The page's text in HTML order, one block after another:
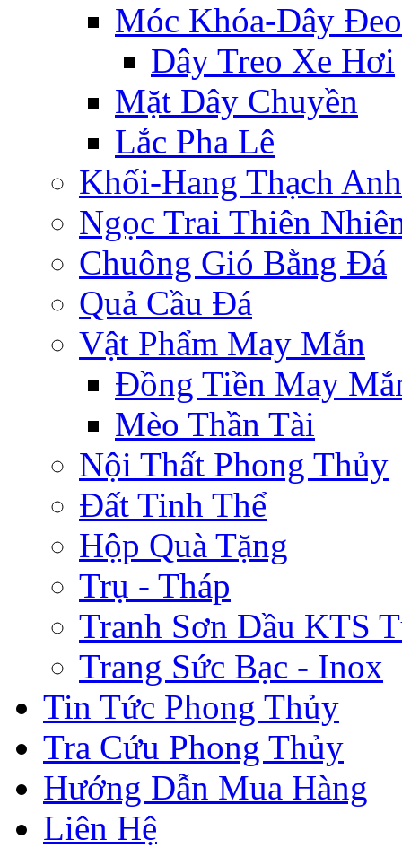
Móc Khóa-Dây Đeo
Dây Treo Xe Hơi
Mặt Dây Chuyền
Lắc Pha Lê
Khối-Hang Thạch Anh
Ngọc Trai Thiên
Chuông Gió Bằng Đá
Quả Cầu Đá
Vật Phẩm May Mắn
Đồng Tiền May
Mèo Thần Tài
Nội Thất Phong Thủy
Đất Tinh Thể
Hộp Quà Tặng
Trụ - Tháp
Tranh Sơn Dầu KTS
Trang Sức Bạc - Inox
Tin Tức Phong Thủy
Tra Cứu Phong Thủy
Hướng Dẫn Mua Hàng
Liên Hệ